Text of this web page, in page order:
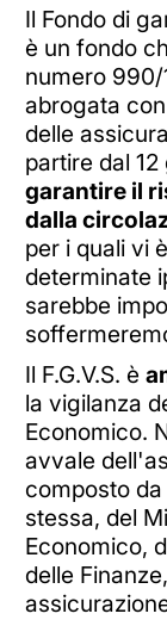
Il Fondo di
è un fondo
numero
abrogata
delle
partire dal
garantire il
dalla
per i quali vi
determinate
sarebbe
Il F.G.V.S. è
la vigilanza
Economico.
avvale
composto
stessa, del
Economico,
delle